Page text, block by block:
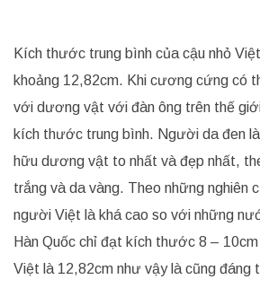
Kích thước trung bình của cậu nhỏ
khoảng 12,82cm. Khi cương cứng có
với dương vật với đàn ông trên thế
kích thước trung bình. Người da đen
hữu dương vật to nhất và đẹp nhất,
trắng và da vàng. Theo những
người Việt là khá cao so với những
Hàn Quốc chỉ đạt kích thước 8 –
Việt là 12,82cm như vậy là cũng đáng